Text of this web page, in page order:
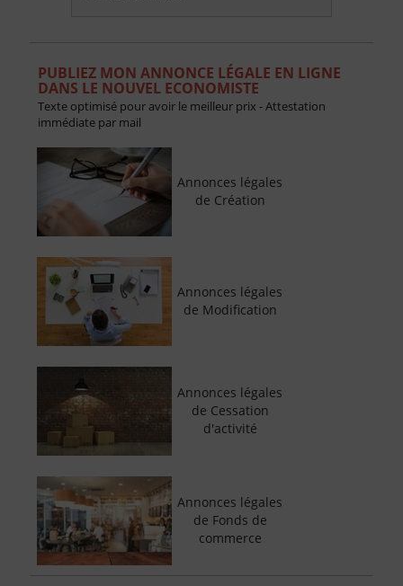
PUBLIEZ MON ANNONCE LÉGALE EN LIGNE
DANS LE NOUVEL ECONOMISTE
Texte optimisé pour avoir le meilleur prix - Attestation
immédiate par mail
Annonces légales
de Création
Annonces légales
de Modification
Annonces légales
de Cessation
d'activité
Annonces légales
de Fonds de
commerce